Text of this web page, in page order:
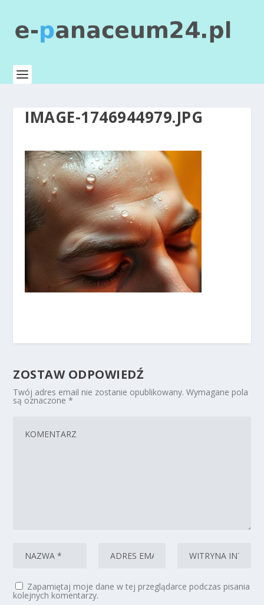
IMAGE-1746944979.JPG
ZOSTAW ODPOWIEDŹ
Twój adres email nie zostanie opublikowany. Wymagane pola
są oznaczone*
Zapamiętaj moje dane w tej przeglądarce podczas pisania
kolejnych komentarzy.